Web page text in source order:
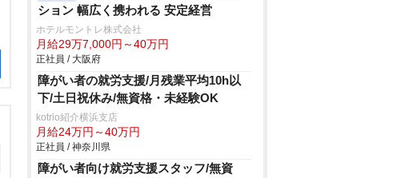
ション 幅広く携われる 安定経営
ホテルモントレ株式会社
月給29万7,000円～40万円
正社員 / 大阪府
障がい者の就労支援/月残業平均10h以
下/土日祝休み/無資格・未経験OK
kotrio紹介横浜支店
月給24万円～40万円
正社員 / 神奈川県
障がい者向け就労支援スタッフ/無資